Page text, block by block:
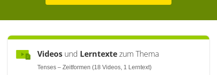
Videos und Lerntextezum Thema
Tenses – Zeitformen (18 Videos, 1 Lerntext)